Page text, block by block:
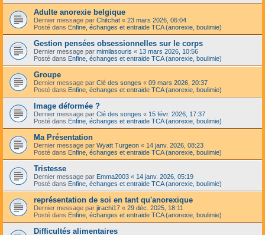
Adulte anorexie belgique
Dernier message par Chitchat « 23 mars 2026, 06:04
Posté dans Enfine, échanges et entraide TCA (anorexie, boulimie)
Gestion pensées obsessionnelles sur le corps
Dernier message par mimilasouris « 13 mars 2026, 10:56
Posté dans Enfine, échanges et entraide TCA (anorexie, boulimie)
Groupe
Dernier message par Clé des songes « 09 mars 2026, 20:37
Posté dans Enfine, échanges et entraide TCA (anorexie, boulimie)
Image déformée ?
Dernier message par Clé des songes « 15 févr. 2026, 17:37
Posté dans Enfine, échanges et entraide TCA (anorexie, boulimie)
Ma Présentation
Dernier message par Wyatt Turgeon « 14 janv. 2026, 08:23
Posté dans Enfine, échanges et entraide TCA (anorexie, boulimie)
Tristesse
Dernier message par Emma2003 « 14 janv. 2026, 05:19
Posté dans Enfine, échanges et entraide TCA (anorexie, boulimie)
représentation de soi en tant qu'anorexique
Dernier message par jirachi17 « 29 déc. 2025, 18:11
Posté dans Enfine, échanges et entraide TCA (anorexie, boulimie)
Difficultés alimentaires